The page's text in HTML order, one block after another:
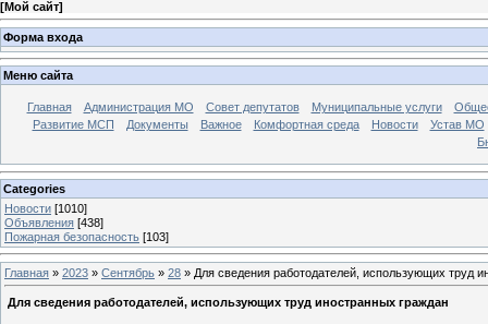
[Мой сайт]
Форма входа
Меню сайта
Главная Администрация МО Совет депутатов Муниципальные услуги
Развитие МСП
Документы Важное Комфортная среда Новости
Устав МО
Categories
Новости [1010]
Объявления [438]
Пожарная безопасность [103]
Главная » 2023 » Сентябрь » 28 » Для сведения работодателей, использующих труд
Для сведения работодателей, использующих труд иностранных граждан